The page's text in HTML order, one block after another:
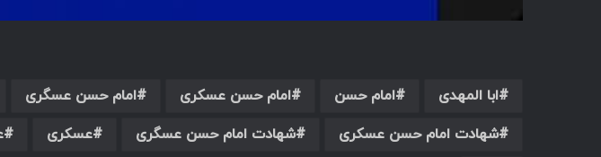
ابا المهدی امام حسن امام حسن عسکری امام حسن عسگری
شهادت امام حسن عسکری
شهادت امام حسن عسگری عسکری